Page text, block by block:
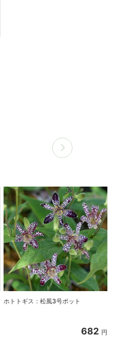
ホトトギス：松風3号ポット
682 円